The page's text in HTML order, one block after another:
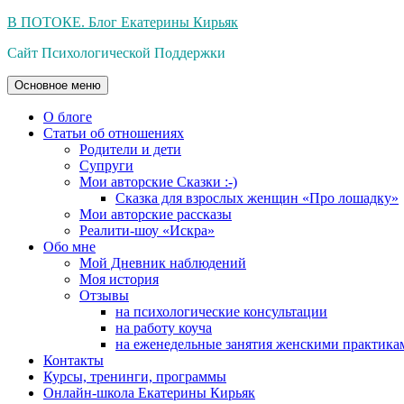
Перейти
содержимому
В ПОТОКЕ. Блог Екатерины Кирьяк
Сайт Психологической Поддержки
Основное меню
О блоге
Статьи об отношениях
Родители и дети
Супруги
Мои авторские Сказки :-)
Сказка для взрослых женщин «Про лошадку»
Мои авторские рассказы
Реалити-шоу «Искра»
Обо мне
Мой Дневник наблюдений
Моя история
Отзывы
на психологические консультации
на работу коуча
на еженедельные занятия женскими
Контакты
Курсы, тренинги, программы
Онлайн-школа Екатерины Кирьяк